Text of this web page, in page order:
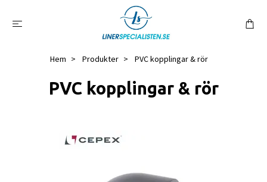
Hem Produkter PVC kopplingar & rör
PVC kopplingar & rör